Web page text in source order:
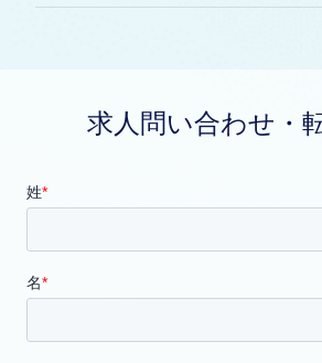
求人問い合わせ・